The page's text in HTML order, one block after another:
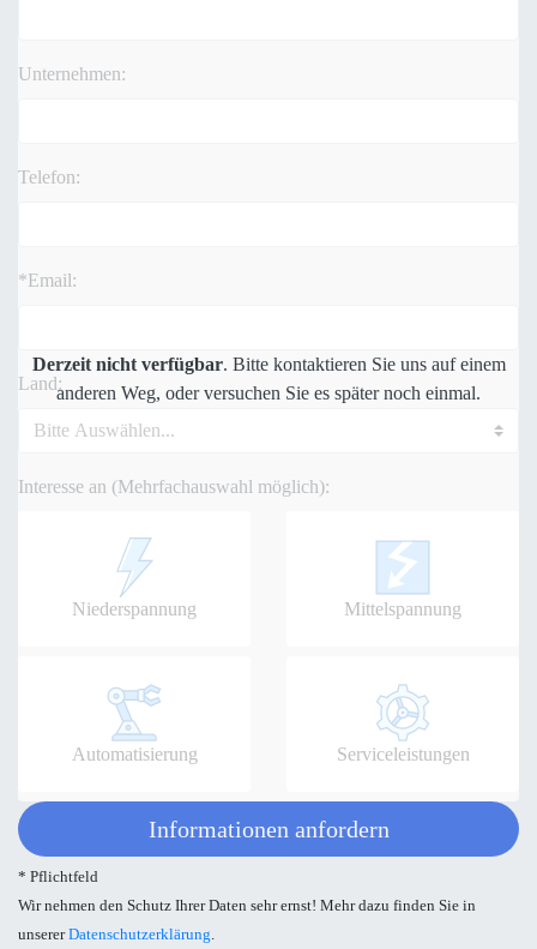
Derzeit nicht verfügbar. Bitte kontaktieren Sie uns auf einem
anderen Weg, oder versuchen Sie es später noch einmal.
Unternehmen:
Telefon:
*Email:
Land:
Interesse an (Mehrfachauswahl möglich):
Niederspannung Mittelspannung
Automatisierung Serviceleistungen
Informationen anfordern
* Pflichtfeld
Wir nehmen den Schutz Ihrer Daten sehr ernst! Mehr dazu finden Sie in
unsererDatenschutzerklärung.